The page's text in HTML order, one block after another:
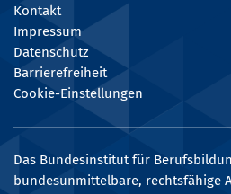
Kontakt
Impressum
Datenschutz
Barrierefreiheit
Cookie-Einstellungen
Das Bundesinstitut für
bundesunmittelbare, rechtsfähige